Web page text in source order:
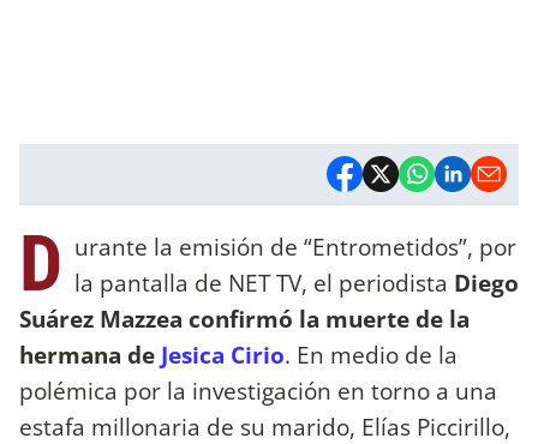
D urante la emisión de “Entrometidos”, por
la pantalla de NET TV, el periodista Diego
Suárez Mazzea confirmó la muerte de la
hermana de Jesica Cirio. En medio de la
polémica por la investigación en torno a una
estafa millonaria de su marido, Elías Piccirillo,